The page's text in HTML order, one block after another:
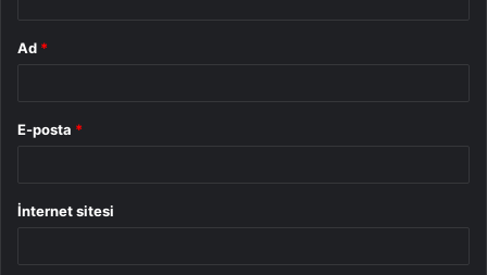
Ad *
E-posta *
İnternet sitesi